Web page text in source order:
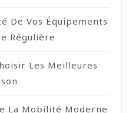
De Vos Équipements
Régulière
Les Meilleures
La Mobilité Moderne